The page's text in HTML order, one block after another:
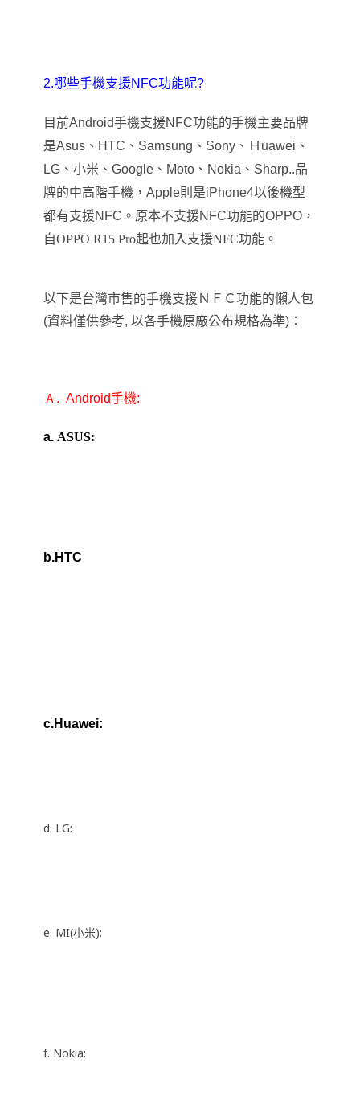
2.哪些手機支援NFC功能呢?
目前Android手機支援NFC功能的手機主要品牌
是Asus、HTC、Samsung、Sony、Ｈuawei、
LG、小米、Google、Moto、Nokia、Sharp..品
牌的中高階手機 ， Apple則是iPhone4以後機型
都有支援NFC 。原本不支援NFC功能的OPPO ，
自OPPO R15 Pro起也加入支援NFC功能。
以下是台灣市售的手機支援ＮＦＣ功能的懶人包
(資料僅供參考, 以各手機原廠公布規格為準)：
Ａ. Android手機:
a. ASUS:
b.HTC
c.Huawei:
d. LG:
e. MI(小米):
f. Nokia: